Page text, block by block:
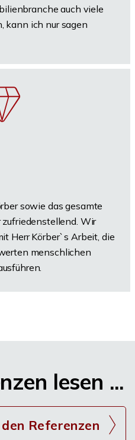
auch viele
kann ich nur sagen
sowie das gesamte
Wir
Herr Körber`s Arbeit, die
menschlichen
lesen ...
Referenzen